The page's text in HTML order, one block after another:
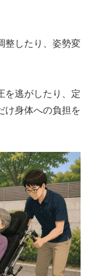
整したり、姿勢変
を逃がしたり、定
け身体への負担を